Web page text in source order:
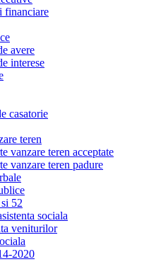
financiare
avere
interese
casatorie
teren
vanzare teren acceptate
vanzare teren padure
52
sociala
veniturilor
2020